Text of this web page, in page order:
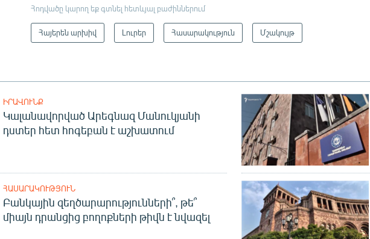
Հոդվածը կարող եք գտնել հետևյալ բաժիններում
Հայերեն արխիվ Լուրեր Հասարակություն Մշակույթ
ԻՐԱՎՈՒՆՔ
Կալանավորված Արեգնազ Մանուկյանի
դստեր հետ հոգեբան է աշխատում
ՀԱՍԱՐԱԿՈՒԹՅՈՒՆ
Բանկային զեղծարարությունների՞, թե՞
միայն դրանցից բողոքների թիվն է նվազել